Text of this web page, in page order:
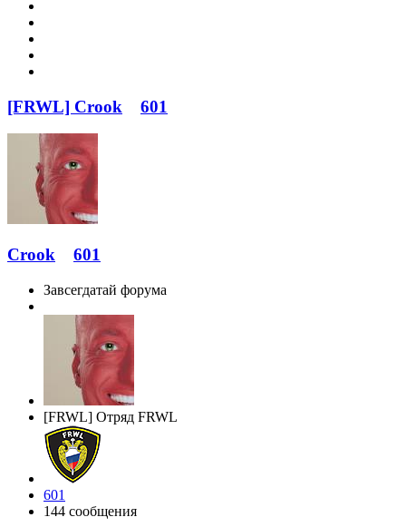
[FRWL] Crook 601
Crook 601
Завсегдатай форума
[FRWL] Отряд FRWL
601
144 сообщения